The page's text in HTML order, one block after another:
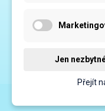
Sídlo firmy:
Jen
Přejít